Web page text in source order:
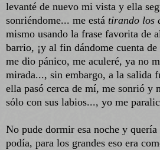
levanté de nuevo mi vista y ella
sonriéndome... me está tirando los
mismo usando la frase favorita de
barrio, ¡y al fin dándome cuenta
me dio pánico, me aculeré, ya no
mirada..., sin embargo, a la salida
ella pasó cerca de mí, me sonrió y
sólo con sus labios..., yo me
No pude dormir esa noche y
podía, para los grandes eso era